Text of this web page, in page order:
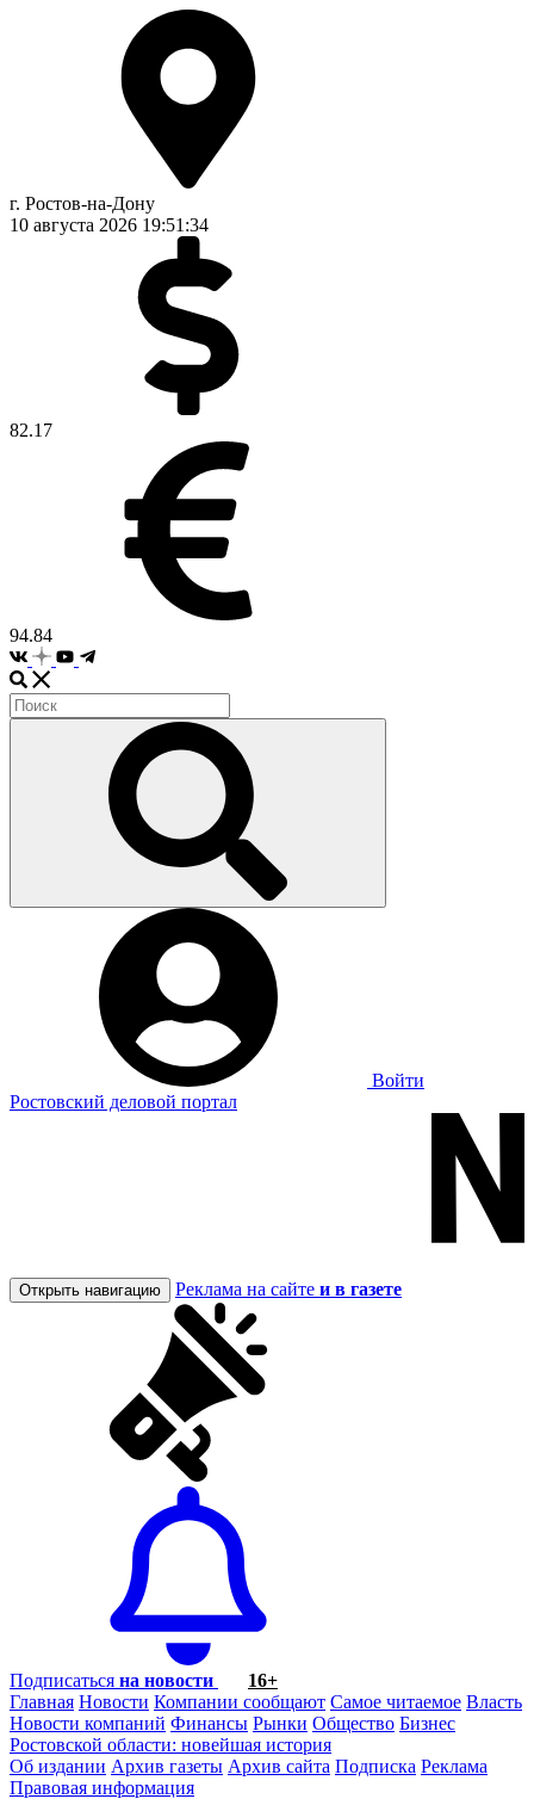
г. Ростов-на-Дону
10 августа 2026 19:51:35
82.17
94.84
Войти
Ростовский деловой портал
Открыть навигацию Реклама на сайте и в газете
Подписаться на новости
16+
Главная Новости Компании сообщают Самое читаемое Власть
Новости компаний Финансы Рынки Общество Бизнес
Ростовской области: новейшая история
Об издании Архив газеты Архив сайта Подписка Реклама
Правовая информация